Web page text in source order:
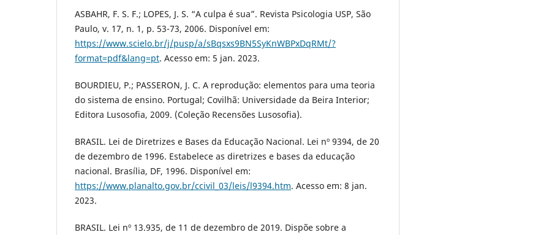
ASBAHR, F. S. F.; LOPES, J. S. “A culpa é sua”. Revista Psicologia USP, São
Paulo, v. 17, n. 1, p. 53-73, 2006. Disponível em:
https://www.scielo.br/j/pusp/a/sBqsxs9BN5SyKnWBPxDqRMt/?
format=pdf&lang=pt. Acesso em: 5 jan. 2023.
BOURDIEU, P.; PASSERON, J. C. A reprodução: elementos para uma teoria
do sistema de ensino. Portugal; Covilhã: Universidade da Beira Interior;
Editora Lusosofia, 2009. (Coleção Recensões Lusosofia).
BRASIL. Lei de Diretrizes e Bases da Educação Nacional. Lei nº 9394, de 20
de dezembro de 1996. Estabelece as diretrizes e bases da educação
nacional. Brasília, DF, 1996. Disponível em:
https://www.planalto.gov.br/ccivil_03/leis/l9394.htm. Acesso em: 8 jan.
2023.
BRASIL. Lei nº 13.935, de 11 de dezembro de 2019. Dispõe sobre a